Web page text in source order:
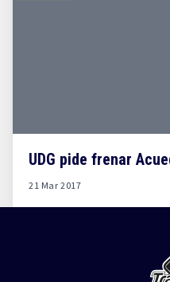
UDG pide frenar
21 Mar 2017